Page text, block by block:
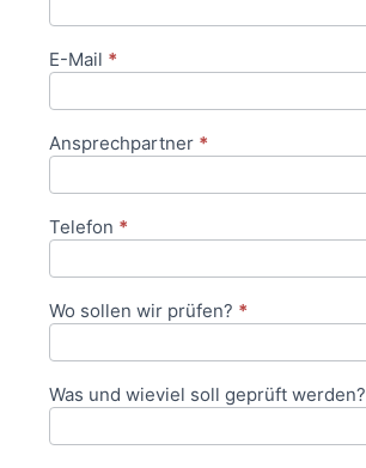
E-Mail *
Ansprechpartner *
Telefon *
Wo sollen wir prüfen? *
Was und wieviel soll geprüft werden?